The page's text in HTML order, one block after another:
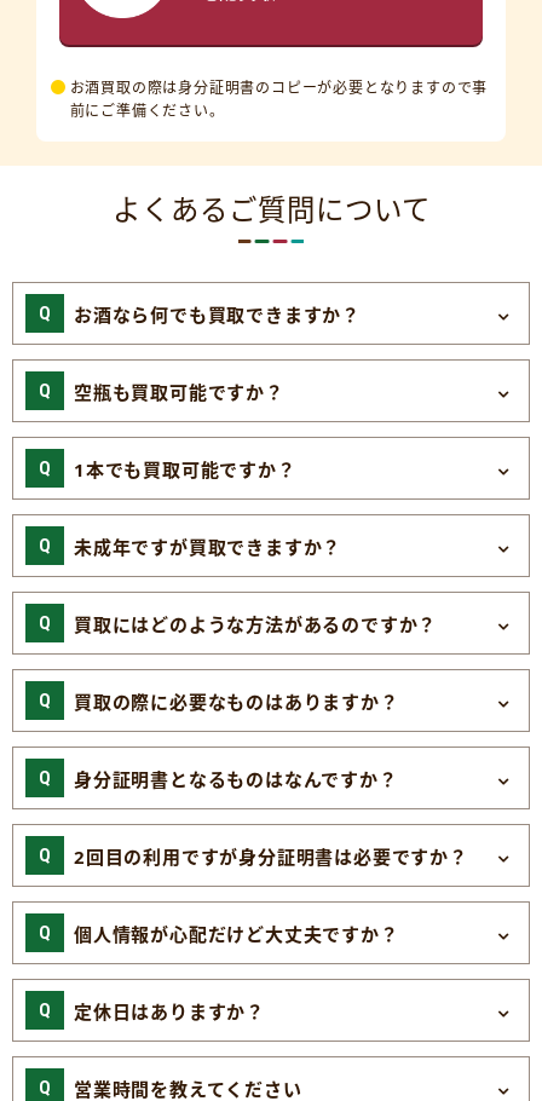
お酒買取の際は身分証明書のコピーが必要となりますので事
前にご準備ください。
よくあるご質問について
お酒なら何でも買取できますか？
空瓶も買取可能ですか？
1本でも買取可能ですか？
未成年ですが買取できますか？
買取にはどのような方法があるのですか？
買取の際に必要なものはありますか？
身分証明書となるものはなんですか？
2回目の利用ですが身分証明書は必要ですか？
個人情報が心配だけど大丈夫ですか？
定休日はありますか？
営業時間を教えてください